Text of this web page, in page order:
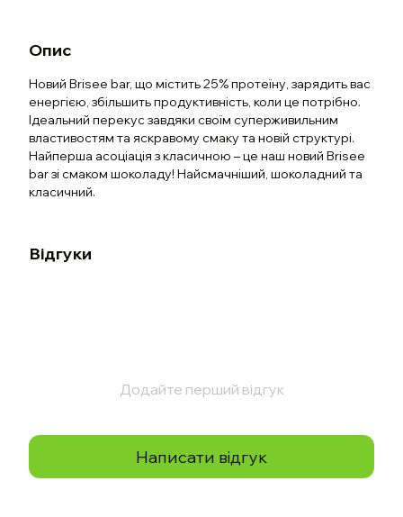
Опис
Новий Brisee bar, що містить 25% протеїну, зарядить вас
енергією, збільшить продуктивність, коли це потрібно.
Ідеальний перекус завдяки своїм суперживильним
властивостям та яскравому смаку та новій структурі.
Найперша асоціація з класичною – це наш новий Brisee
bar зі смаком шоколаду! Найсмачніший, шоколадний та
класичний.
Відгуки
Додайте перший відгук
Написати відгук